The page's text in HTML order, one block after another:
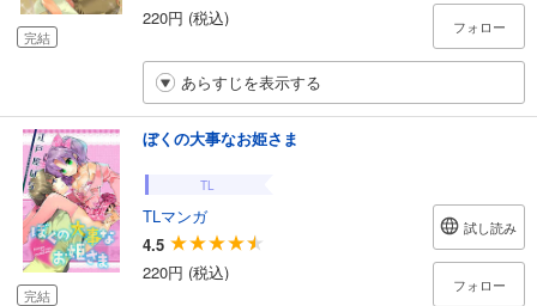
完結
220円 (税込)
フォロー
あらすじを表示する
完結
ぼくの大事なお姫さま
TL
TLマンガ
4.5
220円 (税込)
試し読み
フォロー